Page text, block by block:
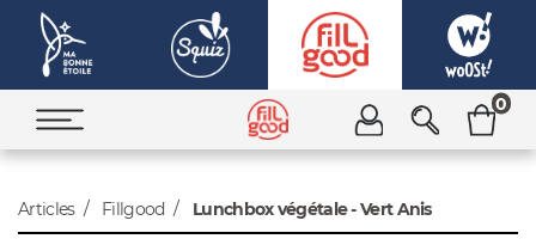
0
Articles Fillgood Lunchbox végétale - Vert Anis